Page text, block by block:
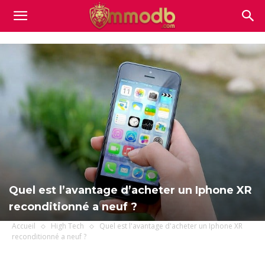
Mmodb.com
Quel est l’avantage d’acheter un Iphone XR
reconditionné a neuf ?
Accueil High Tech
Quel est l'avantage d'acheter un Iphone XR
reconditionné a neuf ?